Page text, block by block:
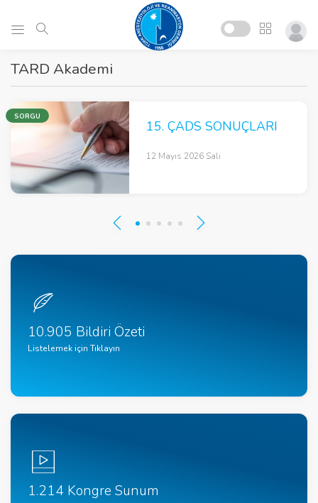
TARD Akademi
SORGU
15. ÇADS SONUÇLARI
12 Mayıs 2026 Salı
10.905 Bildiri Özeti
Listelemek için Tıklayın
1.214 Kongre Sunum